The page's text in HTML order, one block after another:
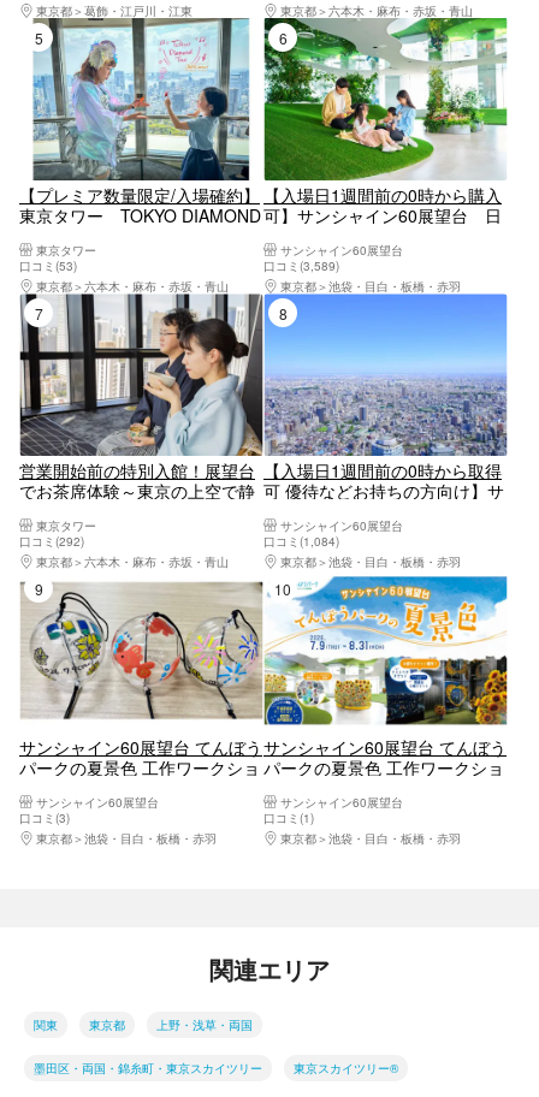
東京都
葛飾・江戸川・江東
東京都
六本木・麻布・赤坂・青山
5位
【プレミア数量限定/入場確約】
東京タワー TOKYO DIAMOND
東京タワー
口コミ(53)
東京都
六本木・麻布・赤坂・青山
6位
【入場日1週間前の0時から購入
可】サンシャイン60展望台 日
サンシャイン60展望台
口コミ(3,589)
東京都
池袋・目白・板橋・赤羽
7位
営業開始前の特別入館！展望台
でお茶席体験～東京の上空で静
東京タワー
口コミ(292)
東京都
六本木・麻布・赤坂・青山
【入場日1週間前の0時から取得
可 優待などお持ちの方向け】サ
券 サンシャイン60展望台
口コミ(1,084)
東京都
池袋・目白・板橋・赤羽
9位
サンシャイン60展望台 てんぼう
パークの夏景色 工作ワークショ
付指定体験チケット
サンシャイン60展望台
口コミ(3)
東京都
池袋・目白・板橋・赤羽
10位
サンシャイン60展望台 てんぼう
パークの夏景色 工作ワークショ
験」日付指定体験チケット
サンシャイン60展望台
口コミ(1)
東京都
池袋・目白・板橋・赤羽
関連エリア
関東 東京都 上野・浅草・両国
墨田区・両国・錦糸町・東京スカイツリー 東京スカイツリー®